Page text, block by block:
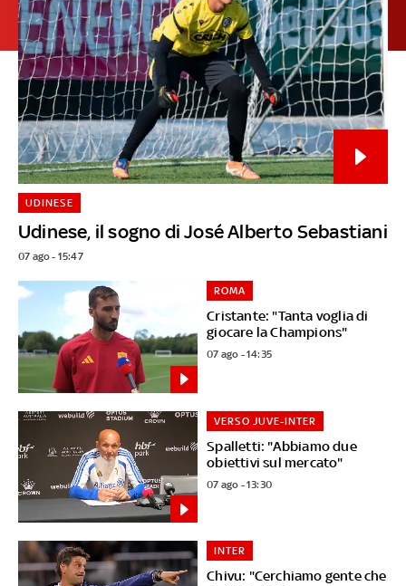
Udinese, il sogno di José Alberto Sebastiani
UDINESE
07 ago - 15:47
Cristante: "Tanta voglia di
giocare la Champions"
ROMA
07 ago - 14:35
Spalletti: "Abbiamo due
obiettivi sul mercato"
VERSO JUVE-INTER
07 ago - 13:30
Chivu: "Cerchiamo gente che
INTER